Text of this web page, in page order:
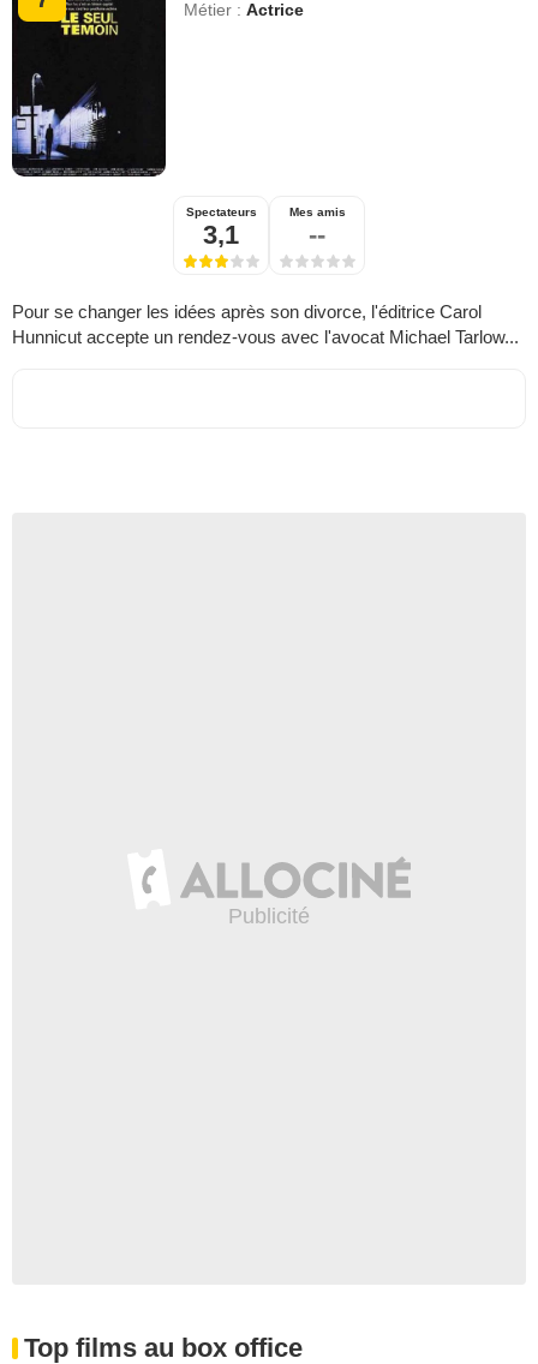
Métier :Actrice
Spectateurs
3,1
Mes amis
--
Pour se changer les idées après son divorce, l'éditrice Carol
Hunnicut accepte un rendez-vous avec l'avocat Michael Tarlow...
Top films au box office